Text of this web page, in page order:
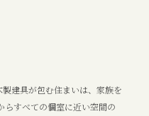
建具が包む住まいは、家族を
すべての個室に近い空間の